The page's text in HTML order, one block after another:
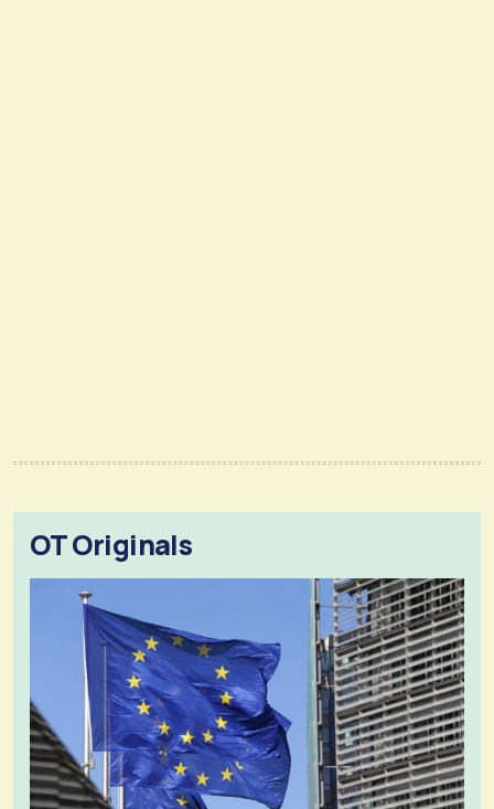
OT Originals